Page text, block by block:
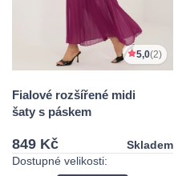
5,0(2)
Fialové rozšířené midi
šaty s páskem
849 Kč
Skladem
Dostupné velikosti: